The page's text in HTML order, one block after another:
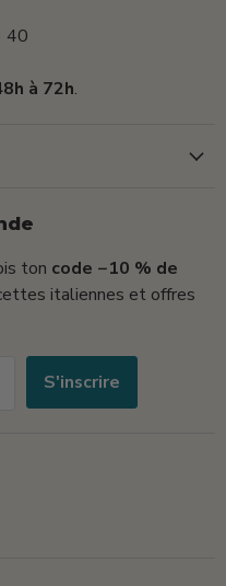
40
à 72h.
ton code −10 % de
italiennes et offres
S'inscrire